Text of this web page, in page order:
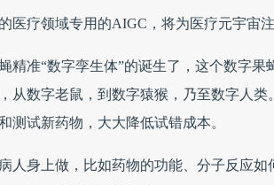
医疗领域专用的AIGC，将为医疗元宇宙注
精准“数字孪生体”的诞生了，这个数字果
从数字老鼠，到数字猿猴，乃至数字人类
测试新药物，大大降低试错成本。
人身上做，比如药物的功能、分子反应如